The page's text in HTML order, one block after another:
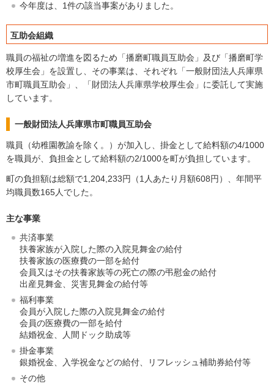
今年度は、1件の該当事案がありました。
互助会組織
職員の福祉の増進を図るため「播磨町職員互助会」及び「播磨町学
校厚生会」を設置し、その事業は、それぞれ「一般財団法人兵庫県
市町職員互助会」、「財団法人兵庫県学校厚生会」に委託して実施
しています。
一般財団法人兵庫県市町職員互助会
職員（幼稚園教諭を除く。）が加入し、掛金として給料額の4/1000
を職員が、負担金として給料額の2/1000を町が負担しています。
町の負担額は総額で1,204,233円（1人あたり月額608円）、年間平
均職員数165人でした。
主な事業
共済事業
扶養家族が入院した際の入院見舞金の給付
扶養家族の医療費の一部を給付
会員又はその扶養家族等の死亡の際の弔慰金の給付
出産見舞金、災害見舞金の給付等
福利事業
会員が入院した際の入院見舞金の給付
会員の医療費の一部を給付
結婚祝金、人間ドック助成等
掛金事業
銀婚祝金、入学祝金などの給付、リフレッシュ補助券給付等
その他